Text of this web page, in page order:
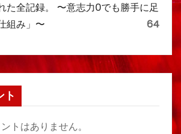
た全記録。 〜意志力0でも勝手に足
組み」〜
64
ト
トはありません。